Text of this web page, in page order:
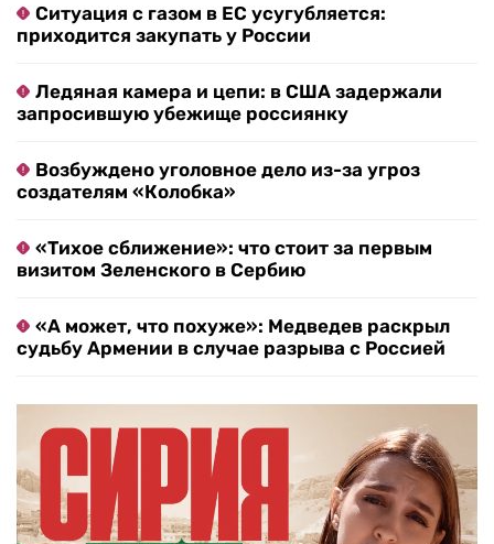
Ситуация с газом в ЕС усугубляется:
приходится закупать у России
Ледяная камера и цепи: в США задержали
запросившую убежище россиянку
Возбуждено уголовное дело из-за угроз
создателям «Колобка»
«Тихое сближение»: что стоит за первым
визитом Зеленского в Сербию
«А может, что похуже»: Медведев раскрыл
судьбу Армении в случае разрыва с Россией